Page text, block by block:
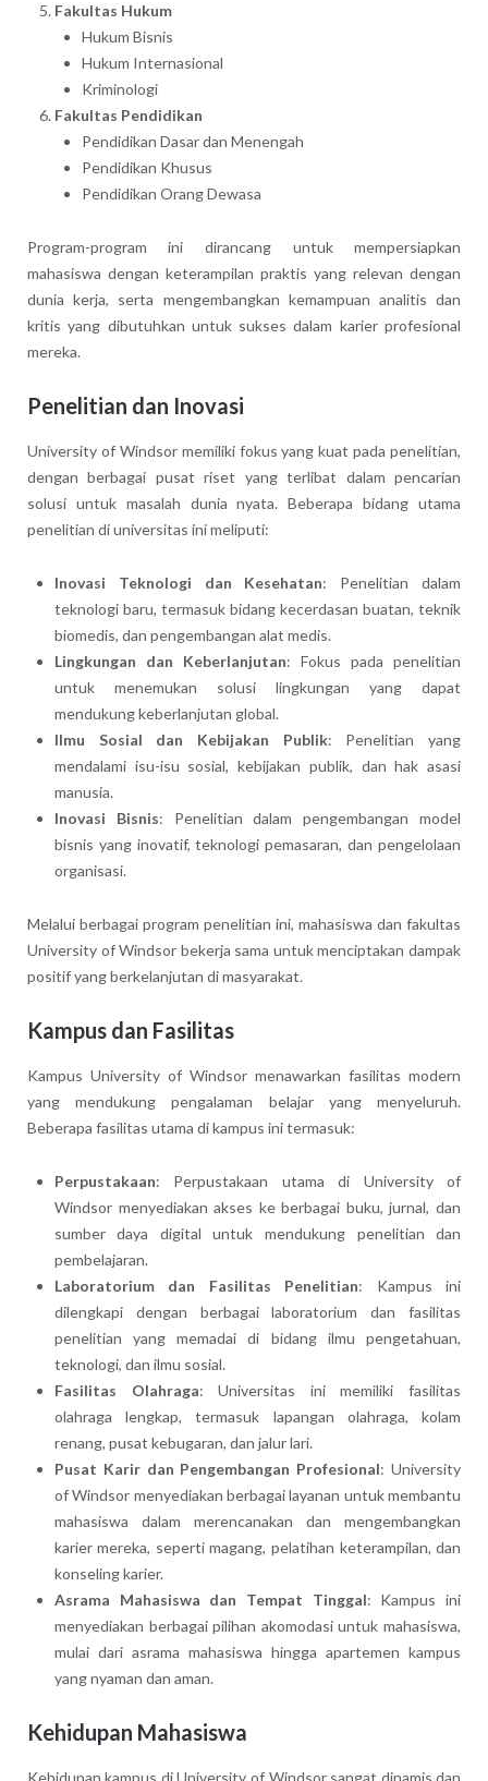
Fakultas Hukum
Hukum Bisnis
Hukum Internasional
Kriminologi
Fakultas Pendidikan
Pendidikan Dasar dan Menengah
Pendidikan Khusus
Pendidikan Orang Dewasa
Program-program ini dirancang untuk mempersiapkan
mahasiswa dengan keterampilan praktis yang relevan dengan
dunia kerja, serta mengembangkan kemampuan analitis dan
kritis yang dibutuhkan untuk sukses dalam karier profesional
mereka.
Penelitian dan Inovasi
University of Windsor memiliki fokus yang kuat pada penelitian,
dengan berbagai pusat riset yang terlibat dalam pencarian
solusi untuk masalah dunia nyata. Beberapa bidang utama
penelitian di universitas ini meliputi:
Inovasi Teknologi dan Kesehatan: Penelitian dalam
teknologi baru, termasuk bidang kecerdasan buatan, teknik
biomedis, dan pengembangan alat medis.
Lingkungan dan Keberlanjutan: Fokus pada penelitian
untuk menemukan solusi lingkungan yang dapat
mendukung keberlanjutan global.
Ilmu Sosial dan Kebijakan Publik: Penelitian yang
mendalami isu-isu sosial, kebijakan publik, dan hak asasi
manusia.
Inovasi Bisnis: Penelitian dalam pengembangan model
bisnis yang inovatif, teknologi pemasaran, dan pengelolaan
organisasi.
Melalui berbagai program penelitian ini, mahasiswa dan fakultas
University of Windsor bekerja sama untuk menciptakan dampak
positif yang berkelanjutan di masyarakat.
Kampus dan Fasilitas
Kampus University of Windsor menawarkan fasilitas modern
yang mendukung pengalaman belajar yang menyeluruh.
Beberapa fasilitas utama di kampus ini termasuk:
Perpustakaan: Perpustakaan utama di University of
Windsor menyediakan akses ke berbagai buku, jurnal, dan
sumber daya digital untuk mendukung penelitian dan
pembelajaran.
Laboratorium dan Fasilitas Penelitian: Kampus ini
dilengkapi dengan berbagai laboratorium dan fasilitas
penelitian yang memadai di bidang ilmu pengetahuan,
teknologi, dan ilmu sosial.
Fasilitas Olahraga: Universitas ini memiliki fasilitas
olahraga lengkap, termasuk lapangan olahraga, kolam
renang, pusat kebugaran, dan jalur lari.
Pusat Karir dan Pengembangan Profesional: University
of Windsor menyediakan berbagai layanan untuk membantu
mahasiswa dalam merencanakan dan mengembangkan
karier mereka, seperti magang, pelatihan keterampilan, dan
konseling karier.
Asrama Mahasiswa dan Tempat Tinggal: Kampus ini
menyediakan berbagai pilihan akomodasi untuk mahasiswa,
mulai dari asrama mahasiswa hingga apartemen kampus
yang nyaman dan aman.
Kehidupan Mahasiswa
Kehidupan kampus di University of Windsor sangat dinamis dan